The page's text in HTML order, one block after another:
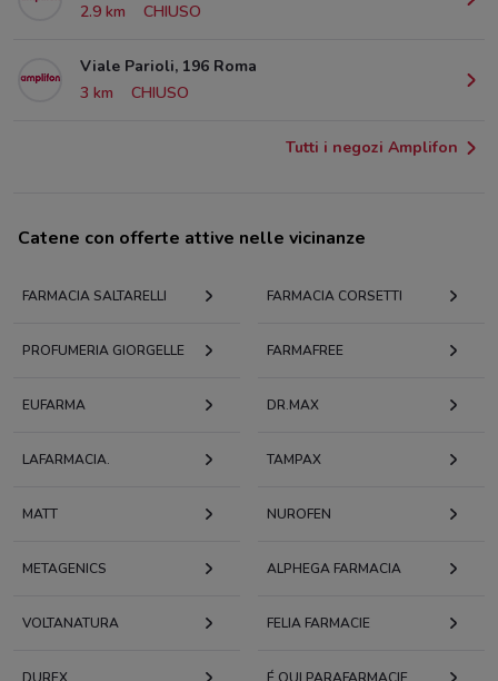
2.9 km
CHIUSO
Viale Parioli, 196 Roma
3 km
CHIUSO
Tutti i negozi Amplifon
Catene con offerte attive nelle vicinanze
FARMACIA SALTARELLI FARMACIA CORSETTI
PROFUMERIA GIORGELLE FARMAFREE
EUFARMA DR.MAX
LAFARMACIA. TAMPAX
MATT NUROFEN
METAGENICS ALPHEGA FARMACIA
VOLTANATURA FELIA FARMACIE